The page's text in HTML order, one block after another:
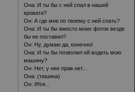
Она: И ты бы с ней спал в нашей
кровати?
Он: А где мне по твоему с ней спать?
Она: И ты бы вместо моих фоток везде
бы ее поставил?
Он: Ну, думаю да, конечно!
Она: И ты бы позволил ей водить мою
машину?
Он: Нет, у нее прав нет...
Она: (тишина)
Он: б%я...